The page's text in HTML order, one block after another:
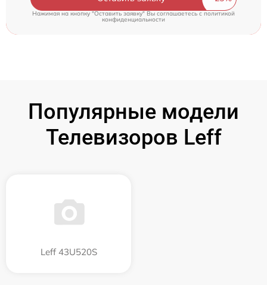
Нажимая на кнопку "Оставить заявку" Вы соглашаетесь cполитикой
конфиденциальности
Популярные модели
Телевизоров Leff
Leff 43U520S